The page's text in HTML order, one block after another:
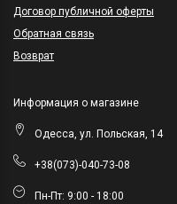
Договор публичной оферты
Обратная связь
Возврат
Информация о магазине
Одесса, ул. Польская, 14
+38(073)-040-73-08
Пн-Пт: 9:00 - 18:00